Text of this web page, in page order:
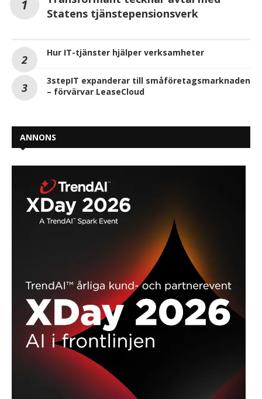
Statens tjänstepensionsverk
Hur IT-tjänster hjälper verksamheter
3stepIT expanderar till småföretagsmarknaden
– förvärvar LeaseCloud
ANNONS